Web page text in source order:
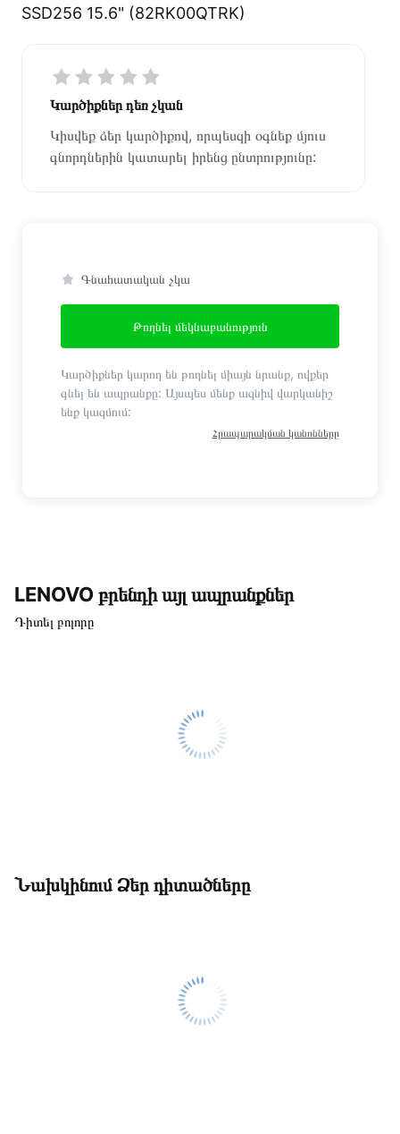
SSD256 15.6" (82RK00QTRK)
Կարծիքներ դեռ չկան
Կիսվեք ձեր կարծիքով, որպեսզի օգնեք մյուս
գնորդներին կատարել իրենց ընտրությունը:
Գնահատական չկա
Թողնել մեկնաբանություն
Կարծիքներ կարող են թողնել միայն նրանք, ովքեր
գնել են ապրանքը: Այսպես մենք ազնիվ վարկանիշ
ենք կազմում:
Հրապարակման կանոնները
LENOVO բրենդի այլ ապրանքներ
Դիտել բոլորը
Նախկինում Ձեր դիտածները